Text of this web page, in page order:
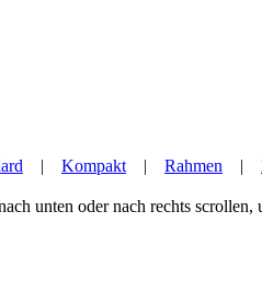
| Kompakt| Rahmen |
unten oder nach rechts scrollen,